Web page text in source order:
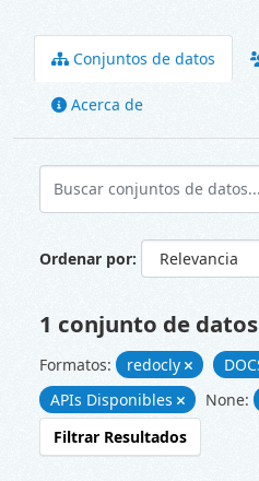
Conjuntos de datos
Acerca de
Ordenar por
1 conjunto de
Formatos: redocly
APIs Disponibles
None:
Filtrar Resultados